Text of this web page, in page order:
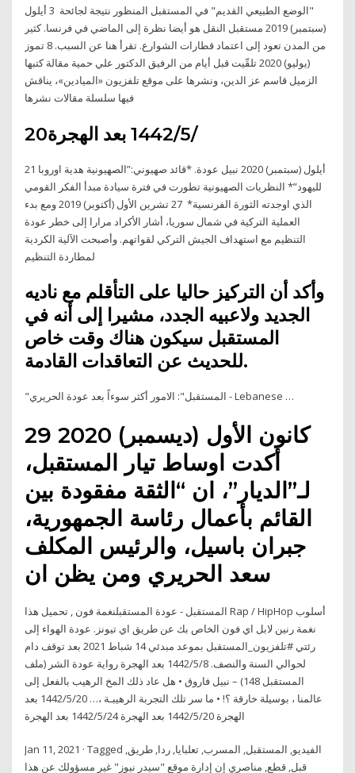
"الوضع الطبيعي القديم" في المستقبل المنظور نتيجة لجائحة 3 أيلول
(سبتمبر) 2019 مستقبل النقل هو أيضا نظرة إلى الماضي في فرنسا. كثير
من المدن تعود إلى اعتماد قطارات الشوارع. تقرأ هنا عن السبب. 8 تموز
(يوليو) 2020 تلقّيت قبل أيام من الرفيق الدكتور علي حمية مقالة كتبها
الزميل قاسم عز الدين، ونشرها على موقع تلفزيون «الميادين»، يناقش
20‏‏/5‏‏/1442 بعد الهجرة
21 أيلول (سبتمبر) 2020 نبيل عودة. *قائد صهيوني:”الصهيونية هدية اوروبا
لليهود”* النظريات الصهيونية تطورت في فترة سيادة مبدأ الفكر القومي
الذي اوجدته الثورة الفرنسية* 27 تشرين الأول (أكتوبر) 2019 ومع بدء
العملية التركية في شمال سوريا، أشار الأكراد مرارا إلى خطر عودة
التنظيم مع استهداف الجيش التركي لقواتهم. وأصبحت الآلية الكردية
وأكد أن التركيز حاليا على التأقلم مع ناديه
الجديد ولاعبيه الجدد، مشيرا إلى أنه في
المستقبل سيكون هناك وقت خاص
للحديث عن التعاقدات القادمة.
"المستقبل": الامور أكثر سوءاً بعد عودة الحريري - Lebanese …
29 كانون الأول (ديسمبر) 2020
أكدت اوساط تيار المستقبل،
لـ”الديار”، ان “الثقة مفقودة بين
القائم بأعمال رئاسة الجمهورية،
جبران باسيل، والرئيس المكلف
المستقبل - عودة المستقبلنغمة فون , تحميل هذا Rap / HipHop أسلوب
نغمة رنين لابل اي فون الخاص بك عن طريق اي تيونز. عودة الهواء إلى
رئتي #تلفزيون_المستقبل بموعد مبدئي 14 شباط 2021 بعد توقف دام
لحوالي السنة والنصف. 8‏‏/5‏‏/1442 بعد الهجرة رواية عودة الشر (ملف
المستقبل 148) – نبيل فاروق • هل عاد ذلك المخ الرهيب بالفعل إلى
عالمنا ، بوسيلة خارقة ؟! • ما سر تلك التجربة الرهيبـة ،… 20‏‏/5‏‏/1442 بعد
الهجرة 20‏‏/5‏‏/1442 بعد الهجرة 24‏‏/5‏‏/1442 بعد الهجرة
Jan 11, 2021 · Tagged الفيديو, المستقبل, المسرب, تعلبايا, ردا, طريق,
قبل, قطع, مناصري إن إدارة موقع "سيدر نيوز" غير مسؤولك عن هذا